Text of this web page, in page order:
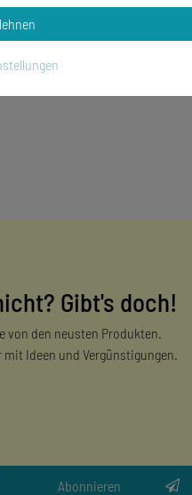
Warenkorb
zzgl.Versandkosten
Gibt's doch!
von den neusten Produkten.
Ideen und Vergünstigungen.
Abonnieren